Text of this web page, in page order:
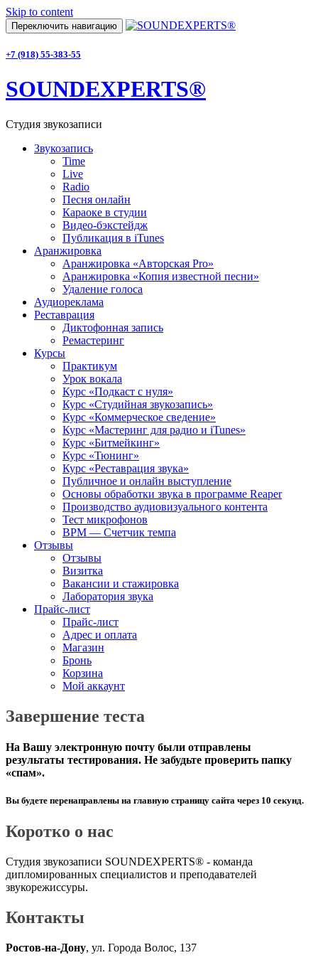
Skip to content
Переключить навигацию
+7 (918) 55-383-55
SOUNDEXPERTS®
Студия звукозаписи
Звукозапись
Time
Live
Radio
Песня онлайн
Караоке в студии
Видео-бэкстейдж
Публикация в iTunes
Аранжировка
Аранжировка «Авторская Pro»
Аранжировка «Копия известной песни»
Удаление голоса
Аудиореклама
Реставрация
Диктофонная запись
Ремастеринг
Курсы
Практикум
Урок вокала
Курс «Подкаст с нуля»
Курс «Студийная звукозапись»
Курс «Коммерческое сведение»
Курс «Мастеринг для радио и iTunes»
Курс «Битмейкинг»
Курс «Тюнинг»
Курс «Реставрация звука»
Публичное и онлайн выступление
Основы обработки звука в программе Reaper
Производство аудиовизуального контента
Тест микрофонов
BPM — Счетчик темпа
Отзывы
Отзывы
Визитка
Вакансии и стажировка
Лаборатория звука
Прайс-лист
Прайс-лист
Адрес и оплата
Магазин
Бронь
Корзина
Мой аккаунт
Завершение теста
На Вашу электронную почту были отправлены
результаты тестирования. Не забудьте проверить папку
«спам».
Вы будете перенаправлены на главную страницу сайта через 10 секунд.
Коротко о нас
Студия звукозаписи SOUNDEXPERTS® - команда
дипломированных специалистов и преподавателей
звукорежиссуры.
Контакты
Ростов-на-Дону, ул. Города Волос, 137